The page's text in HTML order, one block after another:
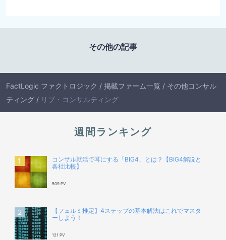
その他の記事
FactLogic ファクトロジック / 掲載ファーム一覧 / その他コンサル
ティング / リブ・コンサルティング
週間ランキング
コンサル就活で耳にする「BIG4」とは？【BIG4解説と
各社比較】
509 PV
【フェルミ推定】4ステップの基本解法はこれでマスタ
ーしよう！
121 PV